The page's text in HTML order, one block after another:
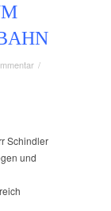
/
Schindler
und